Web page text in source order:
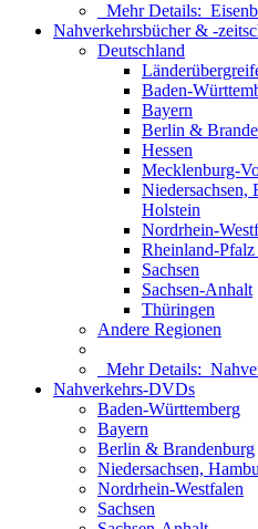
Mehr Details:
Nahverkehrsbücher & -
Deutschland
Baden-
Bayern
Berlin &
Hessen
Mecklenburg-
Niedersachsen,
Holstein
Nordrhein-
Rheinland-
Sachsen
Sachsen-Anhalt
Thüringen
Andere Regionen
Mehr Details:
Nahverkehrs-DVDs
Baden-Württemberg
Bayern
Berlin & Brandenburg
Niedersachsen,
Nordrhein-Westfalen
Sachsen